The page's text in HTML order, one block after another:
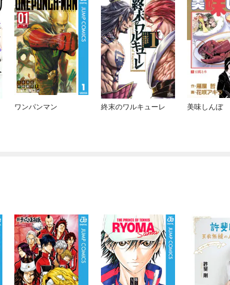
ワンパンマン 終末のワルキューレ 美味しんぼ